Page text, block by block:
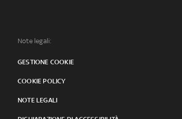
Note legali:
GESTIONE COOKIE
COOKIE POLICY
NOTE LEGALI